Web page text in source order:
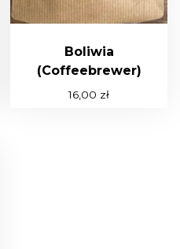
Boliwia
(Coffeebrewer)
16,00 zł